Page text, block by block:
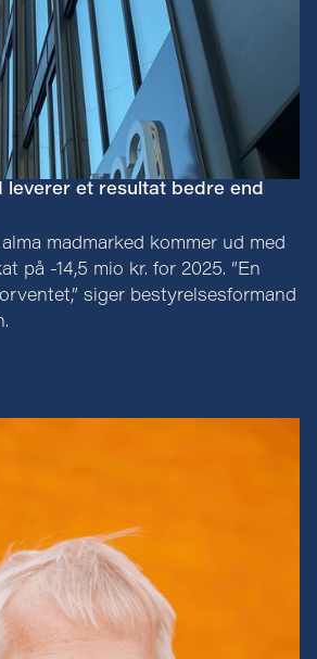
leverer et resultat bedre end
madmarked kommer ud med
på -14,5 mio kr. for 2025. ”En
siger bestyrelsesformand